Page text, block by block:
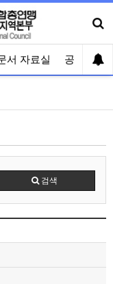
서 자료실 공유게시
검색